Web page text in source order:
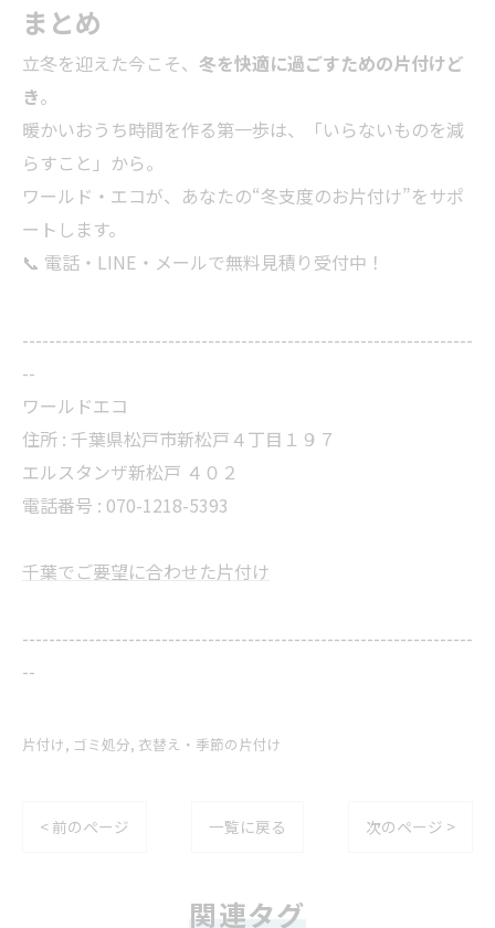
まとめ
立冬を迎えた今こそ、 冬を快適に過ごすための片付けど
き。
暖かいおうち時間を作る第一歩は、「いらないものを減
らすこと」から。
ワールド・エコが、あなたの“冬支度のお片付け”をサポ
ートします。
📞 電話・LINE・メールで無料見積り受付中！
--------------------------------------------------------------------
--
ワールドエコ
住所 : 千葉県松戸市新松戸４丁目１９７
エルスタンザ新松戸 ４０２
電話番号 : 070-1218-5393
千葉でご要望に合わせた片付け
--------------------------------------------------------------------
--
片付け ゴミ処分 衣替え・季節の片付け
< 前のページ 一覧に戻る 次のページ >
関連タグ